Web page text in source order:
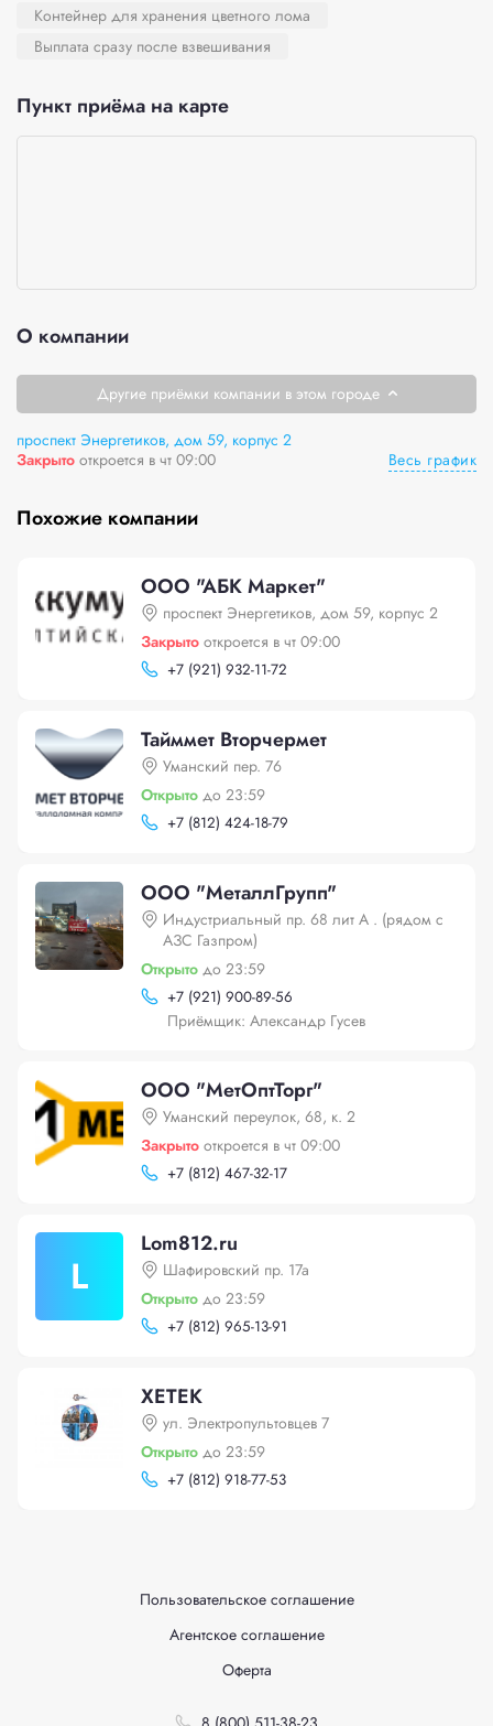
Контейнер для хранения цветного лома
Выплата сразу после взвешивания
Пункт приёма на карте
О компании
Другие приёмки компании в этом городе
проспект Энергетиков, дом 59, корпус 2
Закрыто откроется в чт 09:00 Весь график
Похожие компании
ООО "АБК Маркет"
проспект Энергетиков, дом 59, корпус 2
Закрыто откроется в чт 09:00
+7 (921) 932-11-72
Тайммет Вторчермет
Уманский пер. 76
Открыто до 23:59
+7 (812) 424-18-79
OOO "МеталлГрупп"
Индустриальный пр. 68 лит А . (рядом с
АЗС Газпром)
Открыто до 23:59
+7 (921) 900-89-56
Приёмщик: Александр Гусев
ООО "МетОптТорг"
Уманский переулок, 68, к. 2
Закрыто откроется в чт 09:00
+7 (812) 467-32-17
L
Lom812.ru
Шафировский пр. 17а
Открыто до 23:59
+7 (812) 965-13-91
ХЕТЕК
ул. Электропультовцев 7
Открыто до 23:59
+7 (812) 918-77-53
Пользовательское соглашение
Агентское соглашение
Оферта